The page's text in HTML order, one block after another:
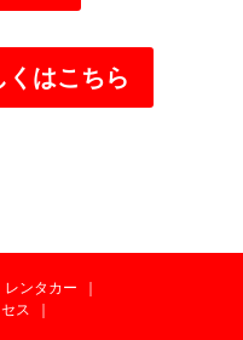
はこちら
レンタカー
ス